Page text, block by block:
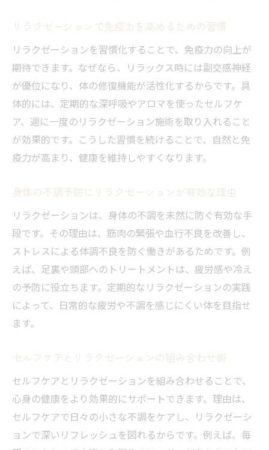
リラクゼーションで免疫力を高めるための習慣
リラクゼーションを習慣化することで、免疫力の向上が
期待できます。なぜなら、リラックス時には副交感神経
が優位になり、体の修復機能が活性化するからです。具
体的には、定期的な深呼吸やアロマを使ったセルフケ
ア、週に一度のリラクゼーション施術を取り入れること
が効果的です。こうした習慣を続けることで、自然と免
疫力が高まり、健康を維持しやすくなります。
身体の不調予防にリラクゼーションが有効な理由
リラクゼーションは、身体の不調を未然に防ぐ有効な手
段です。その理由は、筋肉の緊張や血行不良を改善し、
ストレスによる体調不良を防ぐ働きがあるためです。例
えば、足裏や頭部へのトリートメントは、疲労感や冷え
の予防に役立ちます。定期的なリラクゼーションの実践
によって、日常的な疲労や不調を感じにくい体を目指せ
ます。
セルフケアとリラクゼーションの組み合わせ術
セルフケアとリラクゼーションを組み合わせることで、
心身の健康をより効果的にサポートできます。理由は、
セルフケアで日々の小さな不調をケアし、リラクゼーシ
ョンで深いリフレッシュを図れるからです。例えば、毎